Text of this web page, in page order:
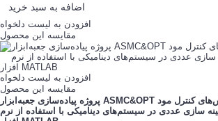
اضافه به سبد خرید
افزودن به لیست دلخواه
مقایسه این محصول
افزودن به لیست دلخواه
مقایسه این محصول
پروژه پیاده‌سازی جعبه‌ابزار ASMC&OPT جهت به کارگیری روش‌های کنترل مود
سازی عددی در سیستم‌های دینامیکی با استفاده از نرم